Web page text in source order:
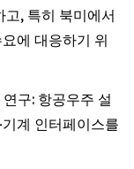
고, 특히 북미에서
에 대응하기 위
구: 항공우주 설
계 인터페이스를